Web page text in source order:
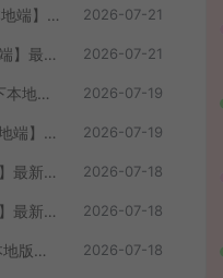
经典2.5D传奇端游【热血虎卫本地端】最新整理Win系服务端+PC客户端+详细搭建教程 2026-07-21
典藏魔幻RPG端游【白蛇传本地端】最新整理Win系服务端+PC客户端+GM工具+详细搭建教程 2026-07-21
典藏武侠端游【刀剑2之论剑天下本地端】最新整理Win系服务端+PC客户端+GM工具+详细搭建教程 2026-07-19
典藏神话三国端游【神魔诛天本地端】最新整理Win系服务端+PC客户端+货币修改教程+详细搭建教程 2026-07-19
典藏金庸武侠端游【藏龙本地版】最新整理Win系服务端+PC客户端+GM工具+详细搭建教程 2026-07-18
典藏修真端游【诸仙列传本地版】最新整理Win系服务端+PC客户端+GM工具+详细搭建教程 2026-07-18
典藏奇幻修真端游【仙风道OL本地版】最新整理Win系服务端+PC客户端+GM工具+详细搭建教程 2026-07-18